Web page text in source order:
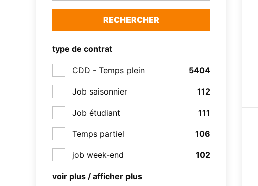
RECHERCHER
type de contrat
CDD - Temps plein 5404
Job saisonnier 112
Job étudiant 111
Temps partiel 106
job week-end 102
voir plus / afficher plus